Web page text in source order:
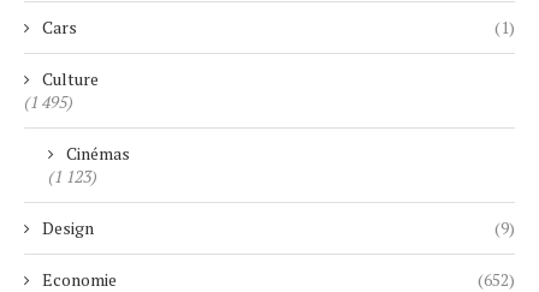
Cars (1)
Culture
(1 495)
Cinémas
(1 123)
Design (9)
Economie (652)